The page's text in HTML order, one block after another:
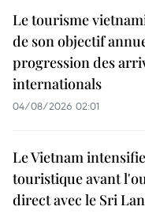
Le tourisme
de son objectif
progression des
internationals
04/08/2026 02:01
Le Vietnam
touristique avant
direct avec le Sri